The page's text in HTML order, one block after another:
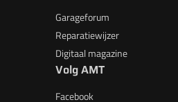
Garageforum
Reparatiewijzer
Digitaal magazine
Volg AMT
Facebook